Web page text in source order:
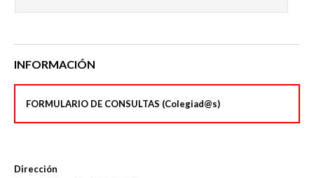
INFORMACIÓN
FORMULARIO DE CONSULTAS (Colegiad@s)
Dirección